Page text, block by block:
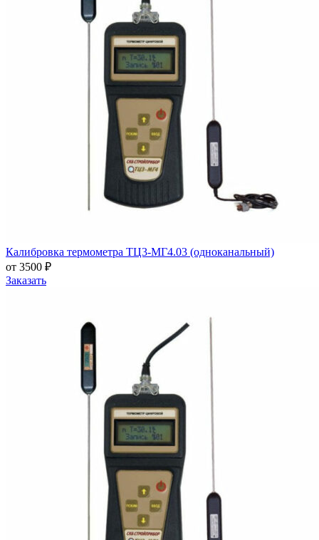
Калибровка термометра ТЦ3-МГ4.03 (одноканальный)
от 3500 ₽
Заказать